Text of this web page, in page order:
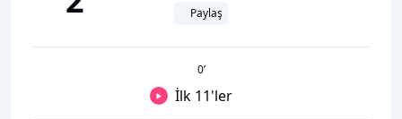
Paylaş
0’
İlk 11'ler